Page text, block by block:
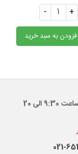
- +
افزودن به سبد خرید
الی 20
021-